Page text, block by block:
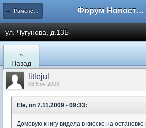
← Раменское Форум Новостройки
ул. Чугунова, д.13Б
«
Назад
litlejul
08 Nov 2009
Ele, on 7.11.2009 - 09:33:
Домовую книгу видела в киоске на